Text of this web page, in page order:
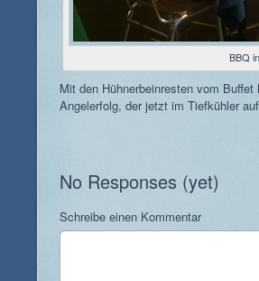
BBQ
Mit den Hühnerbeinresten vom
Angelerfolg, der jetzt im Tiefkühler
No Responses (yet)
Schreibe einen Kommentar